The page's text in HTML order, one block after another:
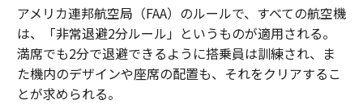
アメリカ連邦航空局（FAA）のルールで、すべての航空機
は、「非常退避2分ルール」というものが適用される。
満席でも2分で退避できるように搭乗員は訓練され、ま
た機内のデザインや座席の配置も、それをクリアするこ
とが求められる。